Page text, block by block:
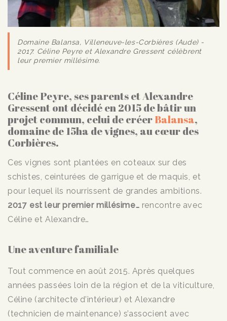
Domaine Balansa, Villeneuve-les-Corbières (Aude) -
2017. Céline Peyre et Alexandre Gressent célèbrent
leur premier millésime.
Céline Peyre, ses parents et Alexandre
Gressent ont décidé en 2015 de bâtir un
projet commun, celui de créerBalansa,
domaine de 15ha de vignes, au cœur des
Corbières.
Ces vignes sont plantées en coteaux sur des
schistes, ceinturées de garrigue et de maquis, et
pour lequel ils nourrissent de grandes ambitions.
2017 est leur premier millésime… rencontre avec
Céline et Alexandre…
Une aventure familiale
Tout commence en août 2015. Après quelques
années passées loin de la région et de la viticulture,
Céline (architecte d’intérieur) et Alexandre
(technicien de maintenance) s’associent avec